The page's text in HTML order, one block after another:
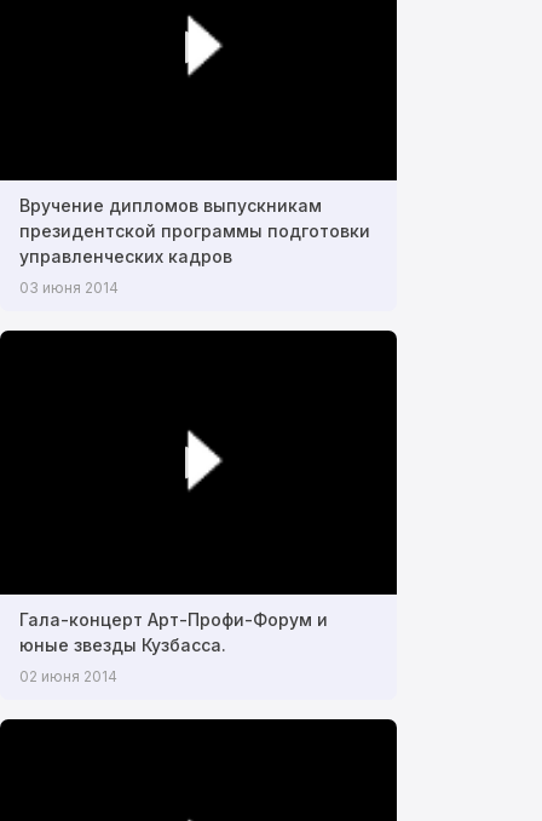
Вручение дипломов выпускникам
президентской программы подготовки
управленческих кадров
03 июня 2014
Гала-концерт Арт-Профи-Форум и
юные звезды Кузбасса.
02 июня 2014